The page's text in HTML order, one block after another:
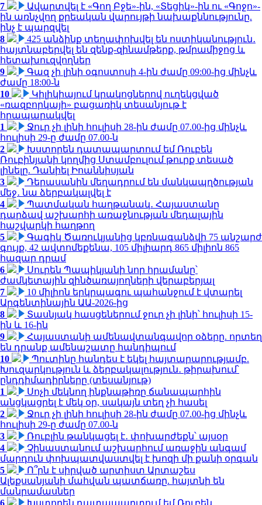
7
Ավարտվել է «Գող Բջե»-ին, «Տեցիկ»-ին ու «Գոջո»-
ին առնչվող քրեական վարույթի նախաքննությունը.
ինչ է պարզվել
8
425 անձինք տեղափոխվել են ոստիկանություն․
հայտնաբերվել են զենք-զինամթերք, թմրամիջոց և
հետախուզվողներ
9
Գազ չի լինի օգոստոսի 4-ին ժամը 09:00-ից մինչև
ժամը 18:00-ն
10
Կիլիկիայում կրակոցներով ուղեկցված
«ռազբորկայի» բացառիկ տեսանյութ է
հրապարակվել
1
Ջուր չի լինի հուլիսի 28-ին ժամը 07.00-ից մինչև
հուլիսի 29-ը ժամը 07.00-ն
2
Խստորեն դատապարտում եմ Ռուբեն
Ռուբինյանի կողմից Ստամբուլում թուրք տեսած
լինելը. Դանիել Իոաննիսյան
3
Դերասանին մեղադրում են մանկապղծության
մեջ․ նա ձերբակալվել է
4
Պատմական հաղթանակ․ Հայաստանը
դարձավ աշխարհի առաջնության մեդալային
հաշվարկի հաղթող
5
Գագիկ Ծառուկյանից կբռնագանձվի 75 անշարժ
գույք, 42 ավտոմեքենա, 105 միլիարդ 865 միլիոն 865
հազար դրամ
6
Սուրեն Պապիկյանի նոր հրամանը՝
ժամկետային զինծառայողների վերաբերյալ
7
10 միլիոն երկրպագու պահանջում է վտարել
Արգենտինային ԱԱ-2026-ից
8
Տասնյակ հասցեներում ջուր չի լինի՝ հուլիսի 15-
ին և 16-ին
9
Հայաստանի ամենավտանգավոր օձերը. որտեղ
են դրանք ամենաշատը հանդիպում
10
Պուտինը հանդես է եկել հայտարարությամբ.
Խուզարկություն և ձերբակալություն․ թիրախում՝
ընդդիմադիրները (տեսանյութ)
1
Սոչի մեկնող ինքնաթիռը ճանապարհին
անցկացրել է մեկ օր, սակայն տեղ չի հասել
2
Ջուր չի լինի հուլիսի 28-ին ժամը 07.00-ից մինչև
հուլիսի 29-ը ժամը 07.00-ն
3
Ռուբլին թանկացել է․ փոխարժեքն՝ այսօր
4
Չինաստանում աշխարհում առաջին անգամ
մարդուն փոխպատվաստվել է խոզի մի քանի օրգան
5
Ո՞րն է սիրված արտիստ Արտաշես
Ալեքսանյանի մահվան պատճառը. հայտնի են
մանրամասներ
6
Խստորեն դատապարտում եմ Ռուբեն